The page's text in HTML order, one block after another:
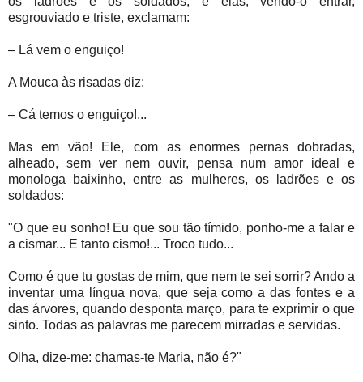
esgrouviado e triste, exclamam:
– Lá vem o enguiço!
A Mouca às risadas diz:
– Cá temos o enguiço!...
Mas em vão! Ele, com as enormes pernas dobradas,
alheado, sem ver nem ouvir, pensa num amor ideal e
monologa baixinho, entre as mulheres, os ladrões e os
soldados:
"O que eu sonho! Eu que sou tão tímido, ponho-me a falar e
a cismar... E tanto cismo!... Troco tudo...
Como é que tu gostas de mim, que nem te sei sorrir? Ando a
inventar uma língua nova, que seja como a das fontes e a
das árvores, quando desponta março, para te exprimir o que
sinto. Todas as palavras me parecem mirradas e servidas.
Olha, dize-me: chamas-te Maria, não é?"